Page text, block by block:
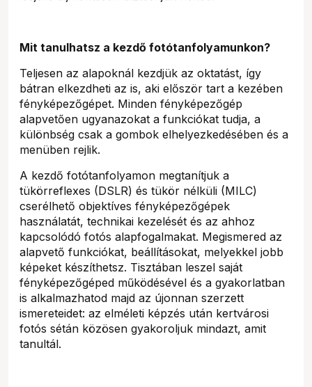
Mit tanulhatsz a kezdő fotótanfolyamunkon?
Teljesen az alapoknál kezdjük az oktatást, így
bátran elkezdheti az is, aki először tart a kezében
fényképezőgépet. Minden fényképezőgép
alapvetően ugyanazokat a funkciókat tudja, a
különbség csak a gombok elhelyezkedésében és a
menüben rejlik.
A kezdő fotótanfolyamon megtanítjuk a
tükörreflexes (DSLR) és tükör nélküli (MILC)
cserélhető objektíves fényképezőgépek
használatát, technikai kezelését és az ahhoz
kapcsolódó fotós alapfogalmakat. Megismered az
alapvető funkciókat, beállításokat, melyekkel jobb
képeket készíthetsz. Tisztában leszel saját
fényképezőgéped működésével és a gyakorlatban
is alkalmazhatod majd az újonnan szerzett
ismereteidet: az elméleti képzés után kertvárosi
fotós sétán közösen gyakoroljuk mindazt, amit
tanultál.